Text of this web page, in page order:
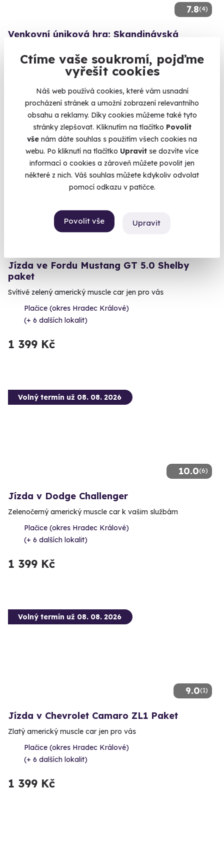
Ctíme vaše soukromí, pojďme
vyřešit cookies
Náš web používá cookies, které vám usnadní
procházení stránek a umožní zobrazení relevantního
obsahu a reklamy. Díky cookies můžeme také tyto
stránky zlepšovat. Kliknutím na tlačítko Povolit
vše nám dáte souhlas s použitím všech cookies na
webu. Po kliknutí na tlačítko Upravit se dozvíte více
informací o cookies a zároveň můžete povolit jen
některé z nich. Váš souhlas můžete kdykoliv odvolat
pomocí odkazu v patičce.
Povolit vše Upravit
7.8(4)
Venkovní úniková hra: Skandinávská
Zhostěte se úlohy detektiva a vyšetřete komplikovaný případ.
Hradec Králové
(+ 13 dalších lokalit)
990 Kč
Volný termín už 08. 08. 2026
Jízda ve Fordu Mustang GT 5.0 Shelby
paket
Svítivě zelený americký muscle car jen pro vás
Plačice (okres Hradec Králové)
(+ 6 dalších lokalit)
1 399 Kč
10.0(6)
Volný termín už 08. 08. 2026
Jízda v Dodge Challenger
Zelenočerný americký muscle car k vašim službám
Plačice (okres Hradec Králové)
(+ 6 dalších lokalit)
1 399 Kč
9.0(1)
Volný termín už 08. 08. 2026
Jízda v Chevrolet Camaro ZL1 Paket
Zlatý americký muscle car jen pro vás
Plačice (okres Hradec Králové)
(+ 6 dalších lokalit)
1 399 Kč